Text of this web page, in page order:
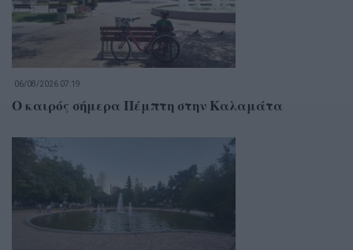
06/08/2026 07:19
Ο καιρός σήμερα Πέμπτη στην Καλαμάτα